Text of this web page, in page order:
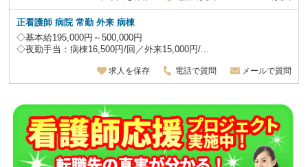
正看護師 病院 常勤 外来 病棟
◇基本給195,000円～500,000円
◇夜勤手当：病棟16,500円/回／外来15,000円/...
求人を保存 電話で質問 メールで質問